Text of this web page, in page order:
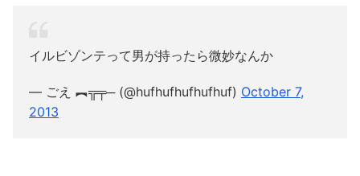
イルビゾンテって男が持ったら微妙なんか
— ごえ ︻╦╤─ (@hufhufhufhufhuf) October 7,
2013